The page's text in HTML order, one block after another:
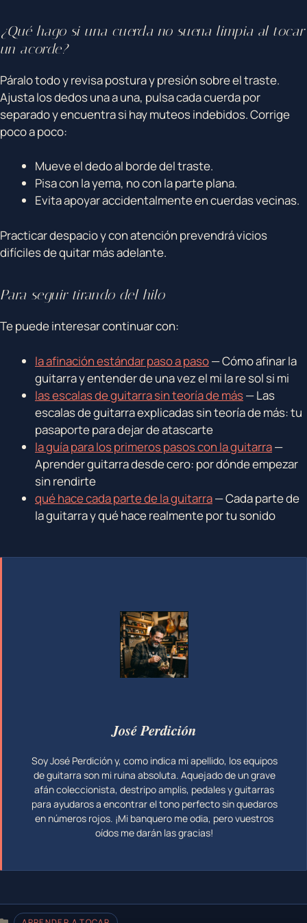
¿Qué hago si una cuerda no suena limpia al tocar
un acorde?
Páralo todo y revisa postura y presión sobre el traste.
Ajusta los dedos una a una, pulsa cada cuerda por
separado y encuentra si hay muteos indebidos. Corrige
poco a poco:
Mueve el dedo al borde del traste.
Pisa con la yema, no con la parte plana.
Evita apoyar accidentalmente en cuerdas vecinas.
Practicar despacio y con atención prevendrá vicios
difíciles de quitar más adelante.
Para seguir tirando del hilo
Te puede interesar continuar con:
la afinación estándar paso a paso— Cómo afinar la
guitarra y entender de una vez el mi la re sol si mi
las escalas de guitarra sin teoría de más— Las
escalas de guitarra explicadas sin teoría de más: tu
pasaporte para dejar de atascarte
la guía para los primeros pasos con la guitarra—
Aprender guitarra desde cero: por dónde empezar
sin rendirte
qué hace cada parte de la guitarra— Cada parte de
la guitarra y qué hace realmente por tu sonido
José Perdición
Soy José Perdición y, como indica mi apellido, los equipos
de guitarra son mi ruina absoluta. Aquejado de un grave
afán coleccionista, destripo amplis, pedales y guitarras
para ayudaros a encontrar el tono perfecto sin quedaros
en números rojos. ¡Mi banquero me odia, pero vuestros
oídos me darán las gracias!
CATEGORÍAS